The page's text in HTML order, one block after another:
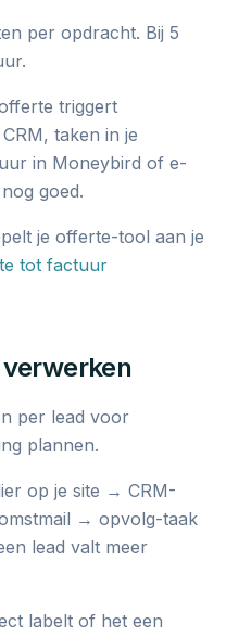
per opdracht. Bij 5
triggert
taken in je
in Moneybird of e-
goed.
je offerte-tool aan je
tot factuur
per lead voor
plannen.
op je site → CRM-
→ opvolg-taak
lead valt meer
labelt of het een